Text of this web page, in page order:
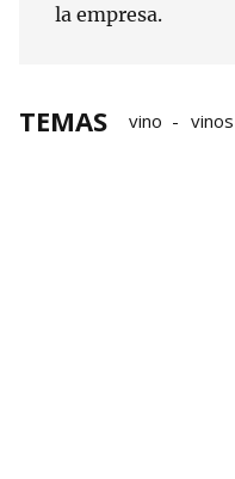
la empresa.
TEMAS vino vinos